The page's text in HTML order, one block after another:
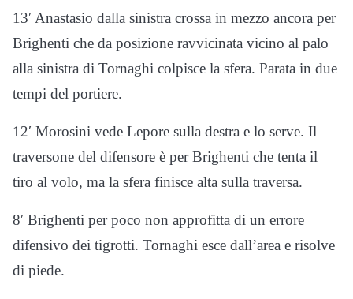
13′ Anastasio dalla sinistra crossa in mezzo ancora per
Brighenti che da posizione ravvicinata vicino al palo
alla sinistra di Tornaghi colpisce la sfera. Parata in due
tempi del portiere.
12′ Morosini vede Lepore sulla destra e lo serve. Il
traversone del difensore è per Brighenti che tenta il
tiro al volo, ma la sfera finisce alta sulla traversa.
8′ Brighenti per poco non approfitta di un errore
difensivo dei tigrotti. Tornaghi esce dall’area e risolve
di piede.